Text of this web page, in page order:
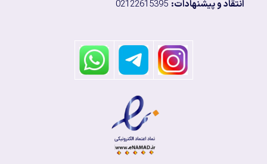
انتقاد و پیشنهادات: